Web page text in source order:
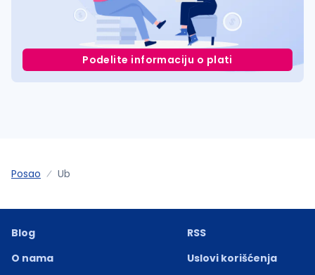
Podelite informaciju o plati
Posao Ub
Blog
O nama
RSS
Uslovi korišćenja